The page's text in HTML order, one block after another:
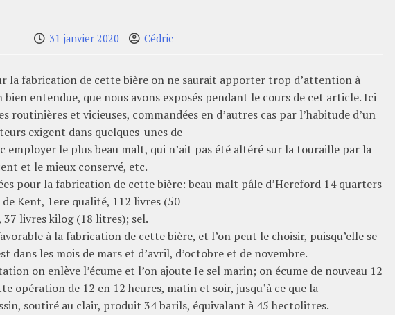
31 janvier 2020 Cédric
la fabrication de cette bière on ne saurait apporter trop d’attention à
entendue, que nous avons exposés pendant le cours de cet article. Ici
routinières et vicieuses, commandées en d’autres cas par l’habitude d’un
exigent dans quelques-unes de
employer le plus beau malt, qui n’ait pas été altéré sur la touraille par la
et le mieux conservé, etc.
pour la fabrication de cette bière: beau malt pâle d’Hereford 14 quarters
Kent, 1ere qualité, 112 livres (50
livres kilog (18 litres); sel.
à la fabrication de cette bière, et l’on peut le choisir, puisqu’elle se
dans les mois de mars et d’avril, d’octobre et de novembre.
on enlève l’écume et l’on ajoute Ie sel marin; on écume de nouveau 12
opération de 12 en 12 heures, matin et soir, jusqu’à ce que la
soutiré au clair, produit 34 barils, équivalant à 45 hectolitres.